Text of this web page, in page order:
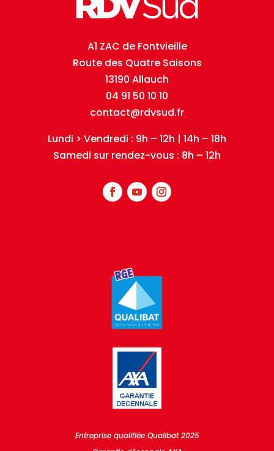
A1 ZAC de Fontvieille
Route des Quatre Saisons
13190 Allauch
04 91 50 10 10
contact@rdvsud.fr
Lundi > Vendredi : 9h – 12h | 14h – 18h
Samedi sur rendez-vous : 8h – 12h
Entreprise qualifiée Qualibat 2025